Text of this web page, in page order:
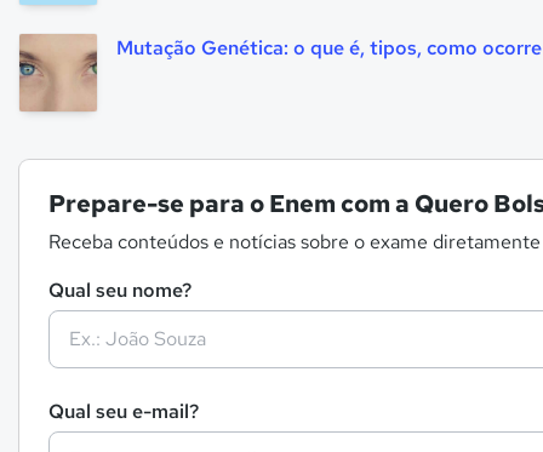
Mutação Genética: o que é, tipos, como
Prepare-se para o Enem com a Quero
Receba conteúdos e notícias sobre o exame
Qual seu nome?
Qual seu e-mail?